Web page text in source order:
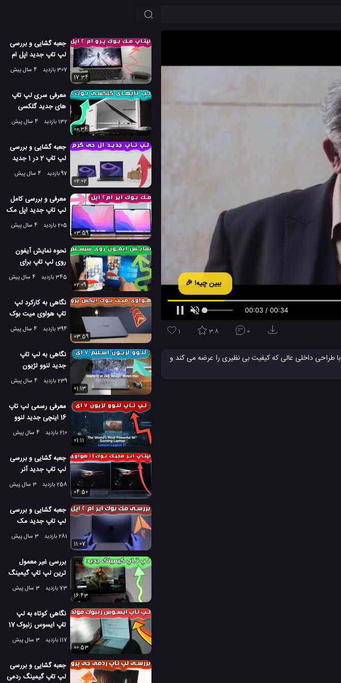
00:04 / 00:34
ببین چیه! 🎉
1 3.8 0
بیایید و خودتان با کوچکترین ، سبک ترین و باهوش ترین لپ تاپ تجاری 15 اینچی دنیا اشنا شوید ، یک لپ تاپ 2 در 1 با طراحی داخلی عالی که کیفیت بی نظیری را عرضه می کند و
جعبه گشایی و بررسی
لپ تاپ جدید اپل ام
2 مک بوک پرو
307 بازدید
4 سال پیش
17:34
معرفی سری لپ تاپ
های جدید گلکسی
بوک 2 سامسونگ
132 بازدید
4 سال پیش
00:36
جعبه گشایی و بررسی
لپ تاپ 2 در 1 جدید
ال جی گرم 2022
97 بازدید
4 سال پیش
02:02
معرفی و بررسی کامل
لپ تاپ جدید اپل مک
بوک ایر ام 2
205 بازدید
4 سال پیش
03:59
نحوه نمایش آیفون
روی لپ تاپ برای
اجرای بازی موبایل
345 بازدید
4 سال پیش
02:09
نگاهی به کارکرد لپ
تاپ هواوی میت بوک
ایکس پرو 2022
394 بازدید
4 سال پیش
03:59
نگاهی به لپ تاپ
جدید لنوو لژیون
اسلیم 7i
239 بازدید
4 سال پیش
01:13
معرفی رسمی لپ تاپ
16 اینچی جدید لنوو
لژیون 7i
210 بازدید
4 سال پیش
01:11
جعبه گشایی و بررسی
لپ تاپ جدید آنر
مجیک بوک 14 هواوی
258 بازدید
3 سال پیش
04:50
جعبه گشایی و بررسی
لپ تاپ جدید مک
بوک ایر M2 اپل
281 بازدید
3 سال پیش
11:07
بررسی غیر معمول
ترین لپ تاپ گیمینگ
در سال 2022
73 بازدید
3 سال پیش
16:43
نگاهی کوتاه به لپ
تاپ ایسوس زنبوک 17
فولد اولد
117 بازدید
3 سال پیش
00:53
جعبه گشایی و بررسی
لپ تاپ گیمینگ ردمی